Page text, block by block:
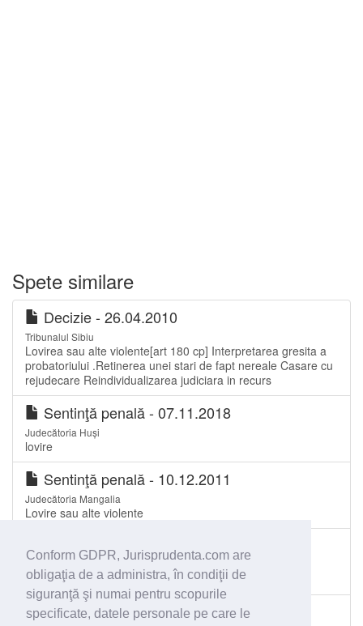
Conform GDPR, Jurisprudenta.com are
obligaţia de a administra, în condiţii de
siguranţă şi numai pentru scopurile
specificate, datele personale pe care le
Spete similare
Decizie - 26.04.2010
Tribunalul Sibiu
Lovirea sau alte violente[art 180 cp] Interpretarea gresita a
probatoriului .Retinerea unei stari de fapt nereale Casare cu
rejudecare Reindividualizarea judiciara in recurs
Sentinţă penală - 07.11.2018
Judecătoria Huși
lovire
Sentinţă penală - 10.12.2011
Judecătoria Mangalia
Lovire sau alte violente
Sentinţă penală - 30.11.2011
Lovire
Sentinţă penală - 04.02.2009